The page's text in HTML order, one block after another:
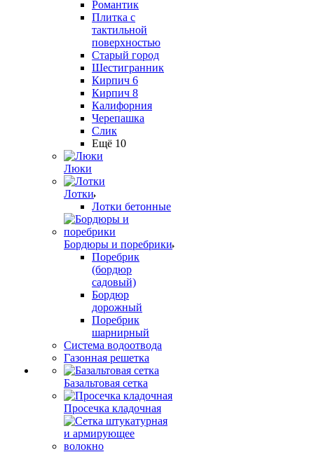
Романтик
Плитка с
тактильной
поверхностью
Старый город
Шестигранник
Кирпич 6
Кирпич 8
Калифорния
Черепашка
Слик
Ещё 10
Люки
Лотки
Лотки бетонные
Бордюры и поребрики
Поребрик
(бордюр
садовый)
Бордюр
дорожный
Поребрик
шарнирный
Система водоотвода
Газонная решетка
Базальтовая сетка
Просечка кладочная